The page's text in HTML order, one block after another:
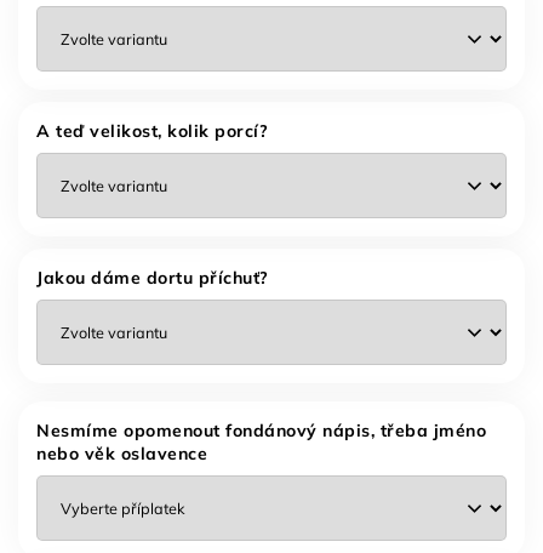
A teď velikost, kolik porcí?
Jakou dáme dortu příchuť?
Nesmíme opomenout fondánový nápis, třeba jméno
nebo věk oslavence